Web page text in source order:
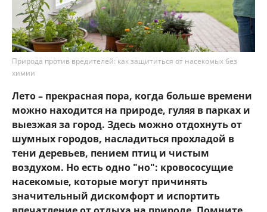
Природа против вредителей: как защититься от насекомых без
химии
Лето – прекрасная пора, когда больше времени
можно находится на природе, гуляя в парках и
выезжая за город. Здесь можно отдохнуть от
шумных городов, насладиться прохладой в
тени деревьев, пением птиц и чистым
воздухом. Но есть одно "но": кровососущие
насекомые, которые могут причинять
значительный дискомфорт и испортить